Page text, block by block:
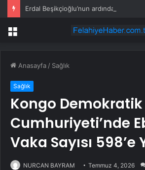
Menü
Anasayfa / Sağlık
Sağlık
Kongo Demokratik
Cumhuriyeti’nde
Vaka Sayısı 598’e
NURCAN BAYRAM Temmuz 4, 2026